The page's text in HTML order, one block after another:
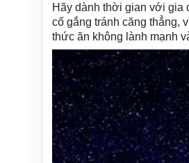
Hãy dành thời gian với gia
cố gắng tránh căng thẳng,
thức ăn không lành mạnh